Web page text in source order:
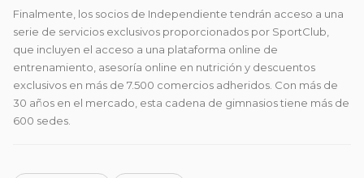
Finalmente, los socios de Independiente tendrán acceso a una
serie de servicios exclusivos proporcionados por SportClub,
que incluyen el acceso a una plataforma online de
entrenamiento, asesoría online en nutrición y descuentos
exclusivos en más de 7.500 comercios adheridos. Con más de
30 años en el mercado, esta cadena de gimnasios tiene más de
600 sedes.